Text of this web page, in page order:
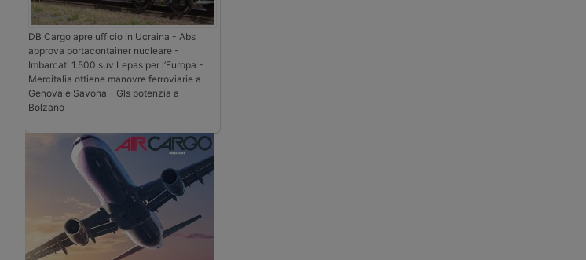
DB Cargo apre ufficio in Ucraina - Abs
approva portacontainer nucleare -
Imbarcati 1.500 suv Lepas per l’Europa -
Mercitalia ottiene manovre ferroviarie a
Genova e Savona - Gls potenzia a
Bolzano